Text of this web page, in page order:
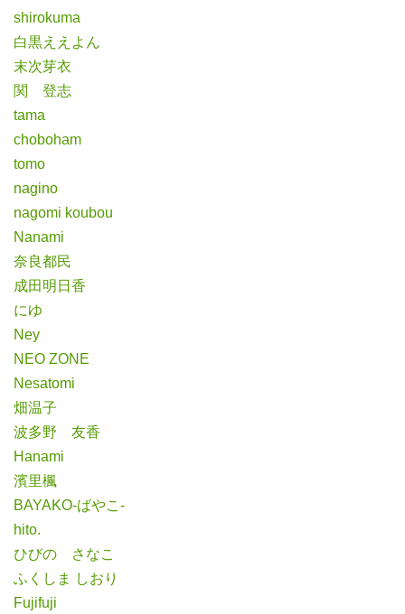
shirokuma
白黒ええよん
末次芽衣
関 登志
tama
choboham
tomo
nagino
nagomi koubou
Nanami
奈良都民
成田明日香
にゆ
Ney
NEO ZONE
Nesatomi
畑温子
波多野 友香
Hanami
濱里楓
BAYAKO-ばやこ-
hito.
ひびの さなこ
ふくしま しおり
Fujifuji